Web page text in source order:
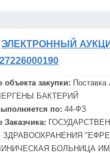
ЭЛЕКТРОННЫЙ
объекта закупки: Поставка
БАКТЕРИЙ
по: 44-ФЗ
Заказчика:
"
БОЛЬНИЦА